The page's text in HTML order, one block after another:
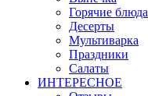
Горячие блюда
Десерты
Мультиварка
Праздники
Салаты
ИНТЕРЕСНОЕ